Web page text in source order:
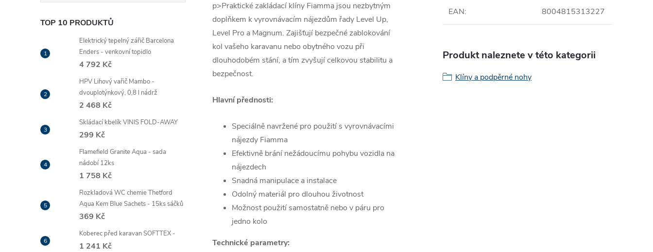
TOP 10 PRODUKTŮ
Elektrický tepelný zářič Barcelona
Enders - venkovní topidlo
4 792 Kč
HPV Lihový vařič Mambo -
dvouplotýnkový, 0,8 l nádrž
2 468 Kč
Skládací kbelík VINIS FOLD-AWAY
299 Kč
Flamefield Granite Aqua - sada
nádobí 12ks
1 758 Kč
Rozkladová WC chemie Thetford
Aqua Kem Blue Sachets - 15ks sáčků
369 Kč
Koberec před karavan SOFTTEX -
1 241 Kč
p>Praktické zakládací klíny Fiamma jsou nezbytným
doplňkem k vyrovnávacím nájezdům řady Level Up,
Level Pro a Magnum. Zajišťují bezpečné zablokování
kol vašeho karavanu nebo obytného vozu při
dlouhodobém stání, a tím zvyšují celkovou stabilitu a
bezpečnost.
Hlavní přednosti:
Speciálně navržené pro použití s vyrovnávacími
nájezdy Fiamma
Efektivně brání nežádoucímu pohybu vozidla na
nájezdech
Snadná manipulace a instalace
Odolný materiál pro dlouhou životnost
Možnost použití samostatně nebo v páru pro
jedno kolo
Technické parametry:
EAN: 8004815313227
Produkt naleznete v této kategorii
Klíny a podpěrné nohy